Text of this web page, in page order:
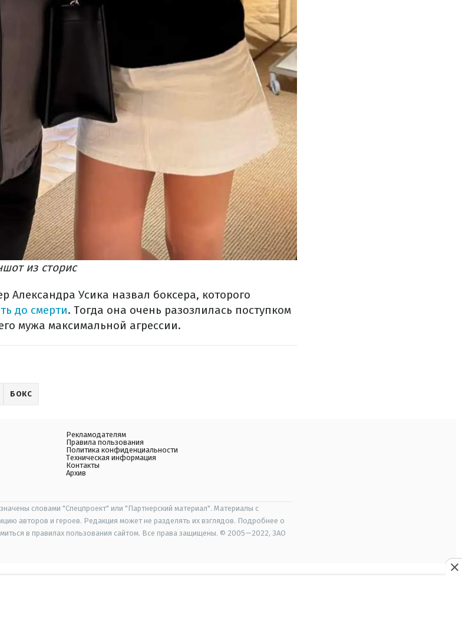
из сторис
Александра Усика назвал боксера, которого
до смерти. Тогда она очень разозлилась поступком
мужа максимальной агрессии.
БОКС
Рекламодателям
Правила пользования
Политика конфиденциальности
Техническая информация
Контакты
Архив
словами "Спецпроект" или "Партнерский материал". Материалы с
авторов и героев. Редакция может не разделять их взглядов. Подробнее о
в правилах пользования сайтом. Все права защищены. © 2005—2022, ЗАО